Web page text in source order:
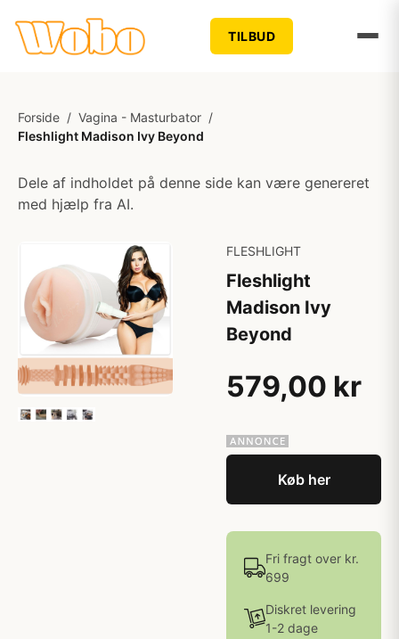
TILBUD
Forside / Vagina - Masturbator /
Fleshlight Madison Ivy Beyond
Dele af indholdet på denne side kan være genereret
med hjælp fra AI.
FLESHLIGHT
Fleshlight
Madison Ivy
Beyond
579,00 kr
Køb her
Fri fragt over kr.
699
Diskret levering
1-2 dage